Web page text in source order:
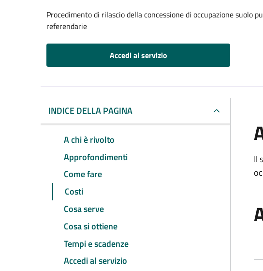
Procedimento di rilascio della concessione di occupazione suolo
referendarie
Accedi al servizio
INDICE DELLA PAGINA
A chi è rivolto
Approfondimenti
Come fare
Costi
Cosa serve
Cosa si ottiene
Tempi e scadenze
Accedi al servizio
Il